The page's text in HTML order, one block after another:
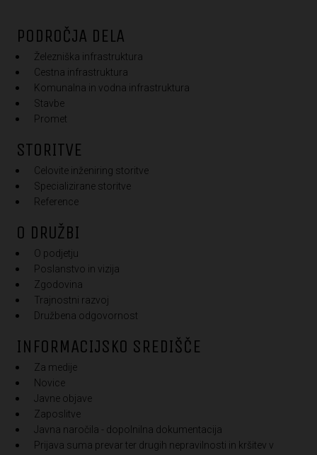
PODROČJA DELA
Železniška infrastruktura
Cestna infrastruktura
Komunalna in vodna infrastruktura
Stavbe
Promet
STORITVE
Celovite inženiring storitve
Specializirane storitve
Reference
O DRUŽBI
O podjetju
Poslanstvo in vizija
Zgodovina
Trajnostni razvoj
Družbena odgovornost
INFORMACIJSKO SREDIŠČE
Za medije
Novice
Javne objave
Zaposlitve
Javna naročila - dopolnilna dokumentacija
Prijava suma prevar ter drugih nepravilnosti in kršitev v